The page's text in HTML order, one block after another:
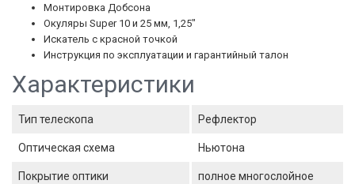
Монтировка Добсона
Окуляры Super 10 и 25 мм, 1,25"
Искатель с красной точкой
Инструкция по эксплуатации и гарантийный талон
Характеристики
Тип телескопа Рефлектор
Оптическая схема Ньютона
Покрытие оптики полное многослойное